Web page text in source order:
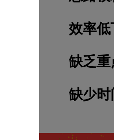
效率低
缺乏重
缺少时